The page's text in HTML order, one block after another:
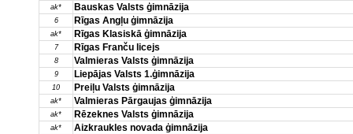
ak* Bauskas Valsts ģimnāzija
6 Rīgas Angļu ģimnāzija
ak* Rīgas Klasiskā ģimnāzija
7 Rīgas Franču licejs
8 Valmieras Valsts ģimnāzija
9 Liepājas Valsts 1.ģimnāzija
10 Preiļu Valsts ģimnāzija
ak* Valmieras Pārgaujas ģimnāzija
ak* Rēzeknes Valsts ģimnāzija
ak* Aizkraukles novada ģimnāzija